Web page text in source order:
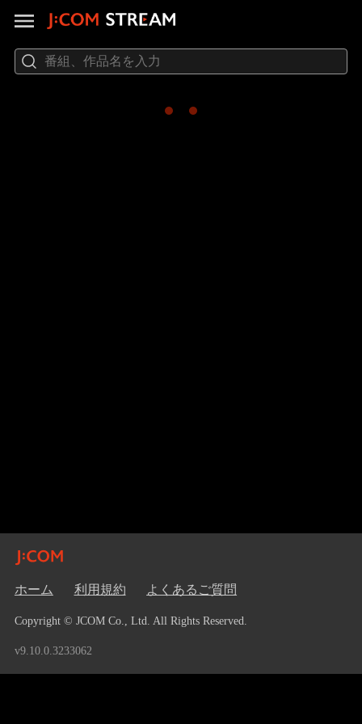
ホーム 利用規約 よくあるご質問
Copyright © JCOM Co., Ltd. All Rights Reserved.
v9.10.0.3233062